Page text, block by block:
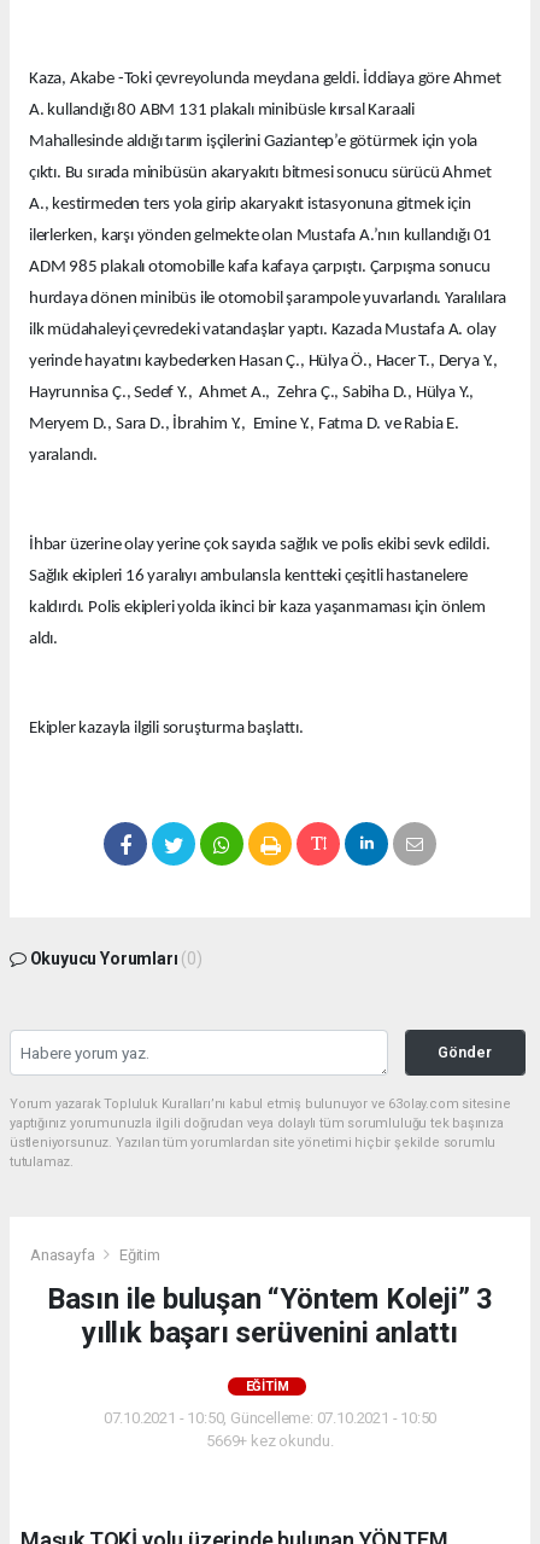
Kaza, Akabe -Toki çevreyolunda meydana geldi. İddiaya göre Ahmet
A. kullandığı 80 ABM 131 plakalı minibüsle kırsal Karaali
Mahallesinde aldığı tarım işçilerini Gaziantep’e götürmek için yola
çıktı. Bu sırada minibüsün akaryakıtı bitmesi sonucu sürücü Ahmet
A., kestirmeden ters yola girip akaryakıt istasyonuna gitmek için
ilerlerken, karşı yönden gelmekte olan Mustafa A.’nın kullandığı 01
ADM 985 plakalı otomobille kafa kafaya çarpıştı. Çarpışma sonucu
hurdaya dönen minibüs ile otomobil şarampole yuvarlandı. Yaralılara
ilk müdahaleyi çevredeki vatandaşlar yaptı. Kazada Mustafa A. olay
yerinde hayatını kaybederken Hasan Ç., Hülya Ö., Hacer T., Derya Y.,
Hayrunnisa Ç., Sedef Y., Ahmet A., Zehra Ç., Sabiha D., Hülya Y.,
Meryem D., Sara D., İbrahim Y., Emine Y., Fatma D. ve Rabia E.
yaralandı.
İhbar üzerine olay yerine çok sayıda sağlık ve polis ekibi sevk edildi.
Sağlık ekipleri 16 yaralıyı ambulansla kentteki çeşitli hastanelere
kaldırdı. Polis ekipleri yolda ikinci bir kaza yaşanmaması için önlem
aldı.
Ekipler kazayla ilgili soruşturma başlattı.
Okuyucu Yorumları (0)
Gönder
Yorum yazarak Topluluk Kuralları’nı kabul etmiş bulunuyor ve 63olay.com sitesine
yaptığınız yorumunuzla ilgili doğrudan veya dolaylı tüm sorumluluğu tek başınıza
üstleniyorsunuz. Yazılan tüm yorumlardan site yönetimi hiçbir şekilde sorumlu
tutulamaz.
Anasayfa Eğitim
Basın ile buluşan “Yöntem Koleji” 3
yıllık başarı serüvenini anlattı
EĞITIM
07.10.2021 - 10:50, Güncelleme: 07.10.2021 - 10:50
5669+ kez okundu.